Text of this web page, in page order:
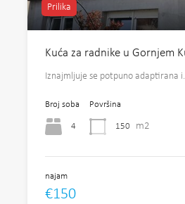
Prilika
Kuća za radnike u Gornjem
Iznajmljuje se potpuno adaptirana
Broj soba
4
Površina
150 m2
najam
€150